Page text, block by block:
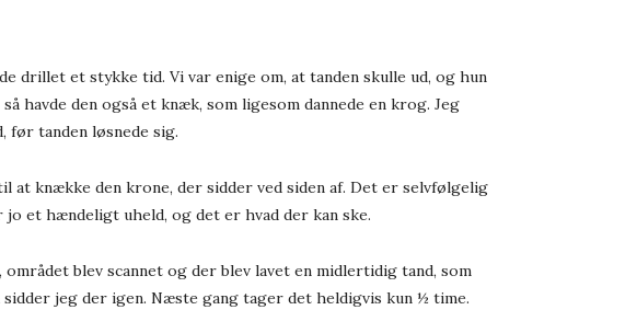
drillet et stykke tid. Vi var enige om, at tanden skulle ud, og hun
havde den også et knæk, som ligesom dannede en krog. Jeg
før tanden løsnede sig.
at knække den krone, der sidder ved siden af. Det er selvfølgelig
et hændeligt uheld, og det er hvad der kan ske.
blev scannet og der blev lavet en midlertidig tand, som
jeg der igen. Næste gang tager det heldigvis kun ½ time.